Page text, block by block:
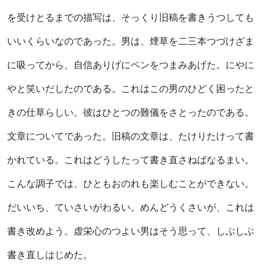
を受けとるまでの描写は、そっくり旧稿を書きうつしても
いいくらいなのであった。男は、煙草を二三本つづけざま
に吸ってから、自信ありげにペンをつまみあげた。にやに
やと笑いだしたのである。これはこの男のひどく困ったと
きの仕草らしい。彼はひとつの難儀をさとったのである。
文章についてであった。旧稿の文章は、たけりたけって書
かれている。これはどうしたって書き直さねばなるまい。
こんな調子では、ひともおのれも楽しむことができない。
だいいち、ていさいがわるい。めんどうくさいが、これは
書き改めよう。虚栄心のつよい男はそう思って、しぶしぶ
書き直しはじめた。